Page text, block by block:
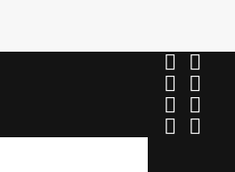
 
 
 
 